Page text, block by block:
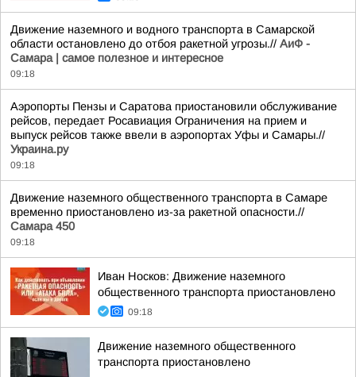
Движение наземного и водного транспорта в Самарской
области остановлено до отбоя ракетной угрозы.// АиФ -
Самара | самое полезное и интересное
09:18
Аэропорты Пензы и Саратова приостановили обслуживание
рейсов, передает Росавиация Ограничения на прием и
выпуск рейсов также ввели в аэропортах Уфы и Самары.//
Украина.ру
09:18
Движение наземного общественного транспорта в Самаре
временно приостановлено из-за ракетной опасности.//
Самара 450
09:18
Иван Носков: Движение наземного
общественного транспорта приостановлено
09:18
Движение наземного общественного
транспорта приостановлено